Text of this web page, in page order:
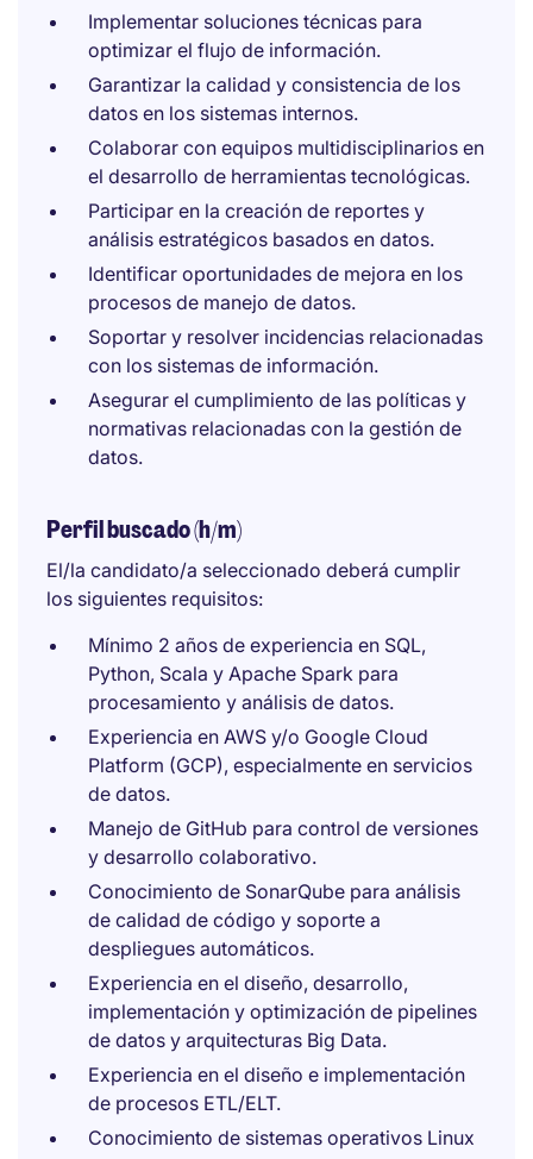
Implementar soluciones técnicas para
optimizar el flujo de información.
Garantizar la calidad y consistencia de los
datos en los sistemas internos.
Colaborar con equipos multidisciplinarios en
el desarrollo de herramientas tecnológicas.
Participar en la creación de reportes y
análisis estratégicos basados en datos.
Identificar oportunidades de mejora en los
procesos de manejo de datos.
Soportar y resolver incidencias relacionadas
con los sistemas de información.
Asegurar el cumplimiento de las políticas y
normativas relacionadas con la gestión de
datos.
Perfil buscado (h/m)
El/la candidato/a seleccionado deberá cumplir
los siguientes requisitos:
Mínimo 2 años de experiencia en SQL,
Python, Scala y Apache Spark para
procesamiento y análisis de datos.
Experiencia en AWS y/o Google Cloud
Platform (GCP), especialmente en servicios
de datos.
Manejo de GitHub para control de versiones
y desarrollo colaborativo.
Conocimiento de SonarQube para análisis
de calidad de código y soporte a
despliegues automáticos.
Experiencia en el diseño, desarrollo,
implementación y optimización de pipelines
de datos y arquitecturas Big Data.
Experiencia en el diseño e implementación
de procesos ETL/ELT.
Conocimiento de sistemas operativos Linux